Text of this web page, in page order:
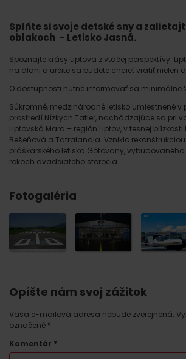
Splňte si svoje detské sny a
oblakoch – Letisko Jasná.
Spoznajte krásy Liptova z vtáčej perspektívy.
na dlani a určite sa budete chcieť vrátiť nielen
O dostupnosti nutné informovať sa minimálne
Súkromné, medzinárodné letisko umiestnené v
prostredí Nízkych Tatier, nachádzajúce sa pri
Liptovská Mara – región Liptov, v tesnej
Bešeňová a Tatralandia. Vzniklo
práškarského letiska Gôtovany,
rokoch dvadsiateho storočia.
Fotogaléria
Opíšte nám svoj zážitok
Vaša e-mailová adresa nebude zverejnená.
označené *
Komentár *